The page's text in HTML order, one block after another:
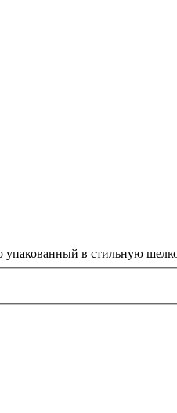
упакованный в стильную